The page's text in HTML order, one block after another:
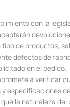
con la
de productos,
defectos de
en el pedido.
a verificar
especificaciones
la naturaleza